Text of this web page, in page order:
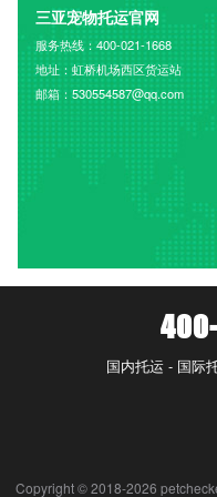
三亚宠物托运官网
服务热线：400-021-1668
地址：虹桥机场西区货运站
邮箱：530554587@qq.com
国内托运 - 国际
Copyright © 2018-2026